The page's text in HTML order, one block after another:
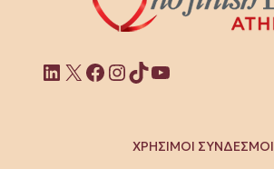
Linkedin
X Facebook
Instagram
TikTok
YouTube
ΧΡΗΣΙΜΟΙ ΣΥΝΔΕΣΜΟΙ